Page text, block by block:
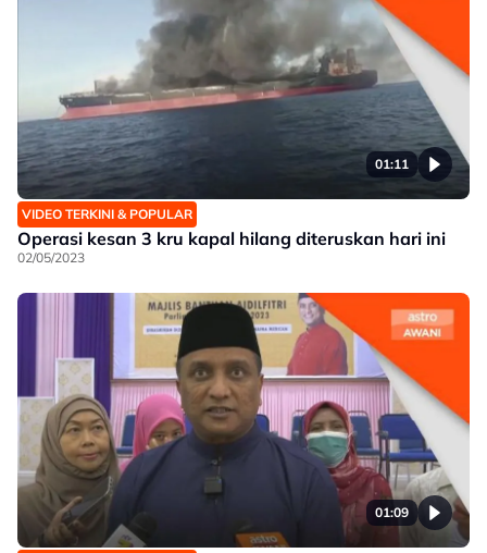
01:11
VIDEO TERKINI & POPULAR
Operasi kesan 3 kru kapal hilang diteruskan hari ini
02/05/2023
01:09